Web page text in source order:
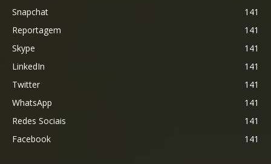
Snapchat
141
Reportagem
141
Skype
141
LinkedIn
141
Twitter
141
WhatsApp
141
Redes Sociais
141
Facebook
141